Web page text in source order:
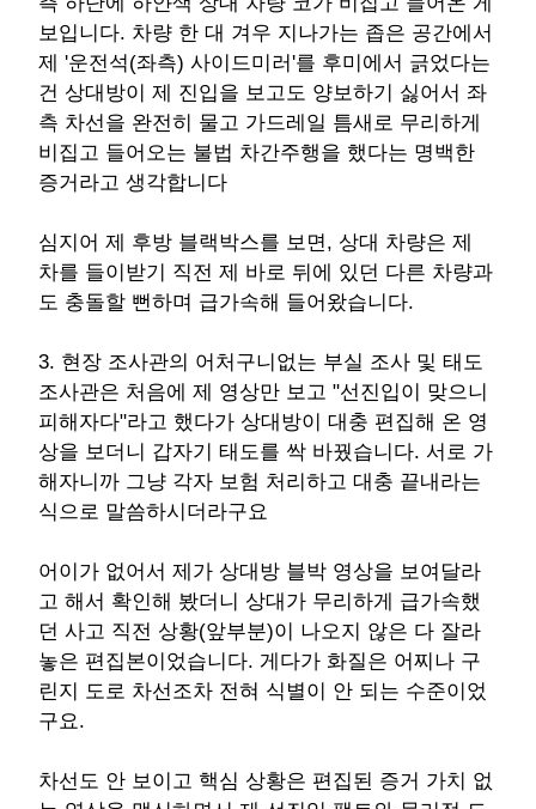
보입니다. 차량 한 대 겨우 지나가는 좁은 공간에서
제 '운전석(좌측) 사이드미러'를 후미에서 긁었다는
건 상대방이 제 진입을 보고도 양보하기 싫어서 좌
측 차선을 완전히 물고 가드레일 틈새로 무리하게
비집고 들어오는 불법 차간주행을 했다는 명백한
증거라고 생각합니다
심지어 제 후방 블랙박스를 보면, 상대 차량은 제
차를 들이받기 직전 제 바로 뒤에 있던 다른 차량과
도 충돌할 뻔하며 급가속해 들어왔습니다.
3. 현장 조사관의 어처구니없는 부실 조사 및 태도
조사관은 처음에 제 영상만 보고 "선진입이 맞으니
피해자다"라고 했다가 상대방이 대충 편집해 온 영
상을 보더니 갑자기 태도를 싹 바꿨습니다. 서로 가
해자니까 그냥 각자 보험 처리하고 대충 끝내라는
식으로 말씀하시더라구요
어이가 없어서 제가 상대방 블박 영상을 보여달라
고 해서 확인해 봤더니 상대가 무리하게 급가속했
던 사고 직전 상황(앞부분)이 나오지 않은 다 잘라
놓은 편집본이었습니다. 게다가 화질은 어찌나 구
린지 도로 차선조차 전혀 식별이 안 되는 수준이었
구요.
차선도 안 보이고 핵심 상황은 편집된 증거 가치 없